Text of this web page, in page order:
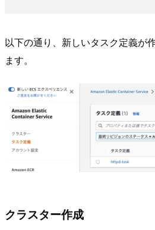
以下の通り、新しいタスク定義が
ます。
クラスター作成